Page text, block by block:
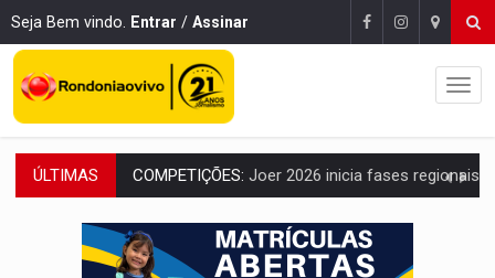
Seja Bem vindo. Entrar / Assinar
ÚLTIMAS PERIGO:Moradores denunciam escuridão e insegurança na Estrada
COLIGAÇÃO:Reabertura de ação no TSE pode resultar em cassação de prefeita
INCLUSÃO: APAE Porto Velho abre inscrições para